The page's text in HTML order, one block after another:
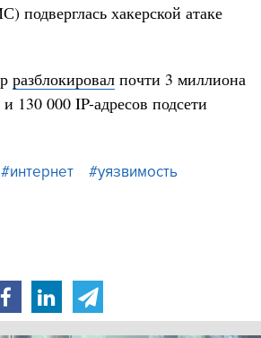
подверглась хакерской атаке
разблокировал почти 3 миллиона
130 000 IP-адресов подсети
#интернет #уязвимость